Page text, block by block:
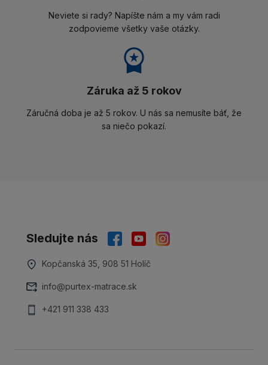
Neviete si rady? Napíšte nám a my vám radi
zodpovieme všetky vaše otázky.
Záruka až 5 rokov
Záručná doba je až 5 rokov. U nás sa nemusíte báť, že
sa niečo pokazí.
Sledujte nás
Kopčanská 35, 908 51 Holíč
info@purtex-matrace.sk
+421 911 338 433